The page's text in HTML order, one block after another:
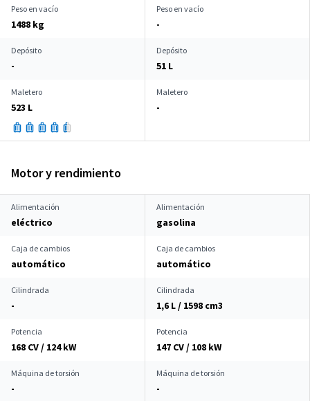
Peso en vacío
1488 kg
Peso en vacío
-
Depósito
-
Depósito
51 L
Maletero
523 L
Maletero
-
Motor y rendimiento
Alimentación
eléctrico
Alimentación
gasolina
Caja de cambios
automático
Caja de cambios
automático
Cilindrada
-
Cilindrada
1,6 L / 1598 cm3
Potencia
168 CV / 124 kW
Potencia
147 CV / 108 kW
Máquina de torsión
-
Máquina de torsión
-